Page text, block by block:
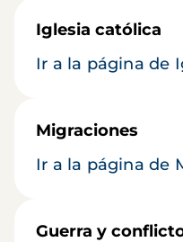
Iglesia católica
Ir a la página de
Migraciones
Ir a la página de
Guerra y